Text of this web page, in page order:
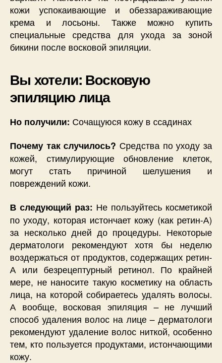
кожи успокаивающие и обеззараживающие
крема и лосьоны. Также можно купить
специальные средства для ухода за зоной
бикини после восковой эпиляции.
Вы хотели: Восковую
эпиляцию лица
Но получили: Сочащуюся кожу в ссадинах
Почему так случилось? Средства по уходу за
кожей, стимулирующие обновление клеток,
могут стать причиной шелушения и
повреждений кожи.
В следующий раз: Не пользуйтесь косметикой
по уходу, которая истончает кожу (как ретин-А)
за несколько дней до процедуры. Некоторые
дерматологи рекомендуют хотя бы неделю
воздержаться от продуктов, содержащих ретин-
А или безрецептурный ретинол. По крайней
мере, не наносите такую косметику на область
лица, на которой собираетесь удалять волосы.
А вообще, восковая эпиляция – не лучший
способ удаления волос на лице – дерматологи
рекомендуют удаление волос ниткой, особенно
тем, кто пользуется продуктами, истончающими
кожу.